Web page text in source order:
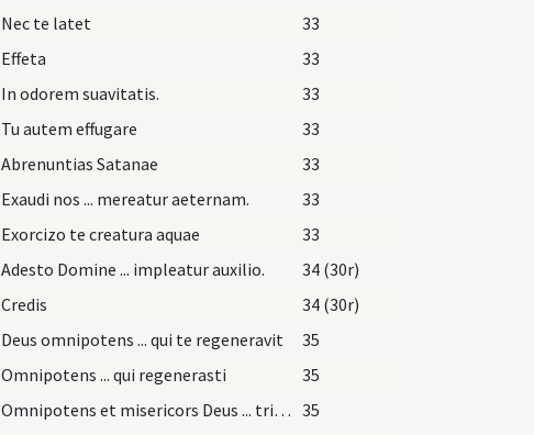
Nec te latet
33
Effeta
33
In odorem suavitatis.
33
Tu autem effugare
33
Abrenuntias Satanae
33
Exaudi nos ... mereatur aeternam.
33
Exorcizo te creatura aquae
33
Adesto Domine ... impleatur auxilio.
34 (30r)
Credis
34 (30r)
Deus omnipotens ... qui te regeneravit
35
Omnipotens ... qui regenerasti
35
Omnipotens et misericors Deus ... tribuas sanitatem. 35